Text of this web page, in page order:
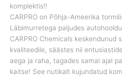
komplektis!!
CARPRO on Põhja-Ameerika
Läbimurretega paljudes
CARPRO Chemicals keskendunud
kvaliteedile, säästes nii
aega ja raha, tagades samal ajal
kaitse! See nutikalt kujundatud